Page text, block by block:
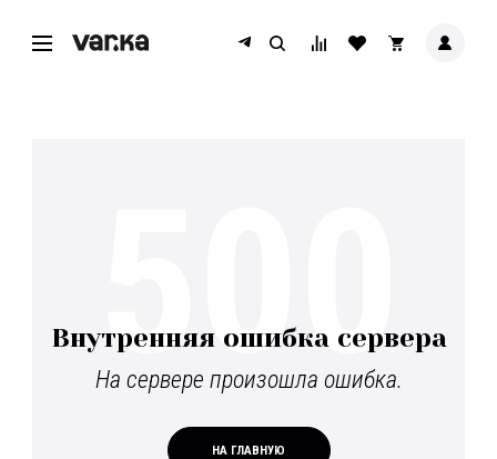
Внутренняя ошибка сервера
На сервере произошла ошибка.
НА ГЛАВНУЮ
500